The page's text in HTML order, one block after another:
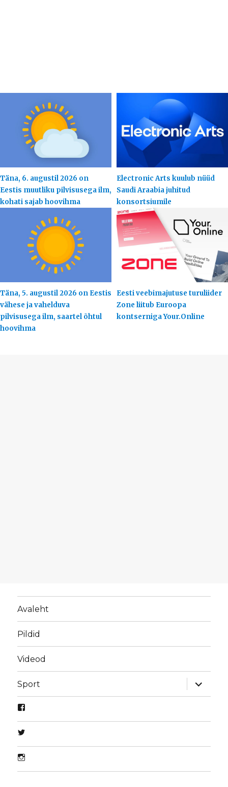
Täna, 6. augustil 2026 on
Eestis muutliku pilvisusega ilm,
kohati sajab hoovihma
Electronic Arts kuulub nüüd
Saudi Araabia juhitud
konsortsiumile
Täna, 5. augustil 2026 on Eestis
vähese ja vahelduva
pilvisusega ilm, saartel õhtul
hoovihma
Eesti veebimajutuse turuliider
Zone liitub Euroopa
kontserniga Your.Online
Avaleht
Pildid
Videod
Sport
laienda